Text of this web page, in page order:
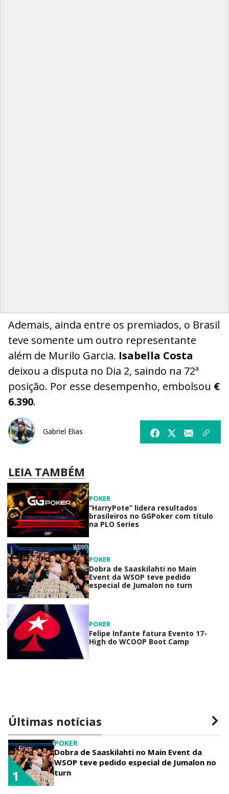
Ademais, ainda entre os premiados, o Brasil
teve somente um outro representante
além de Murilo Garcia. Isabella Costa
deixou a disputa no Dia 2, saindo na 72ª
posição. Por esse desempenho, embolsou €
6.390.
Gabriel Elias
LEIA TAMBÉM
POKER
“HarryPote” lidera resultados
brasileiros no GGPoker com título
na PLO Series
POKER
Dobra de Saaskilahti no Main
Event da WSOP teve pedido
especial de Jumalon no turn
POKER
Felipe Infante fatura Evento 17-
High do WCOOP Boot Camp
Últimas notícias
POKER
Dobra de Saaskilahti no Main Event da
WSOP teve pedido especial de Jumalon no
turn
1